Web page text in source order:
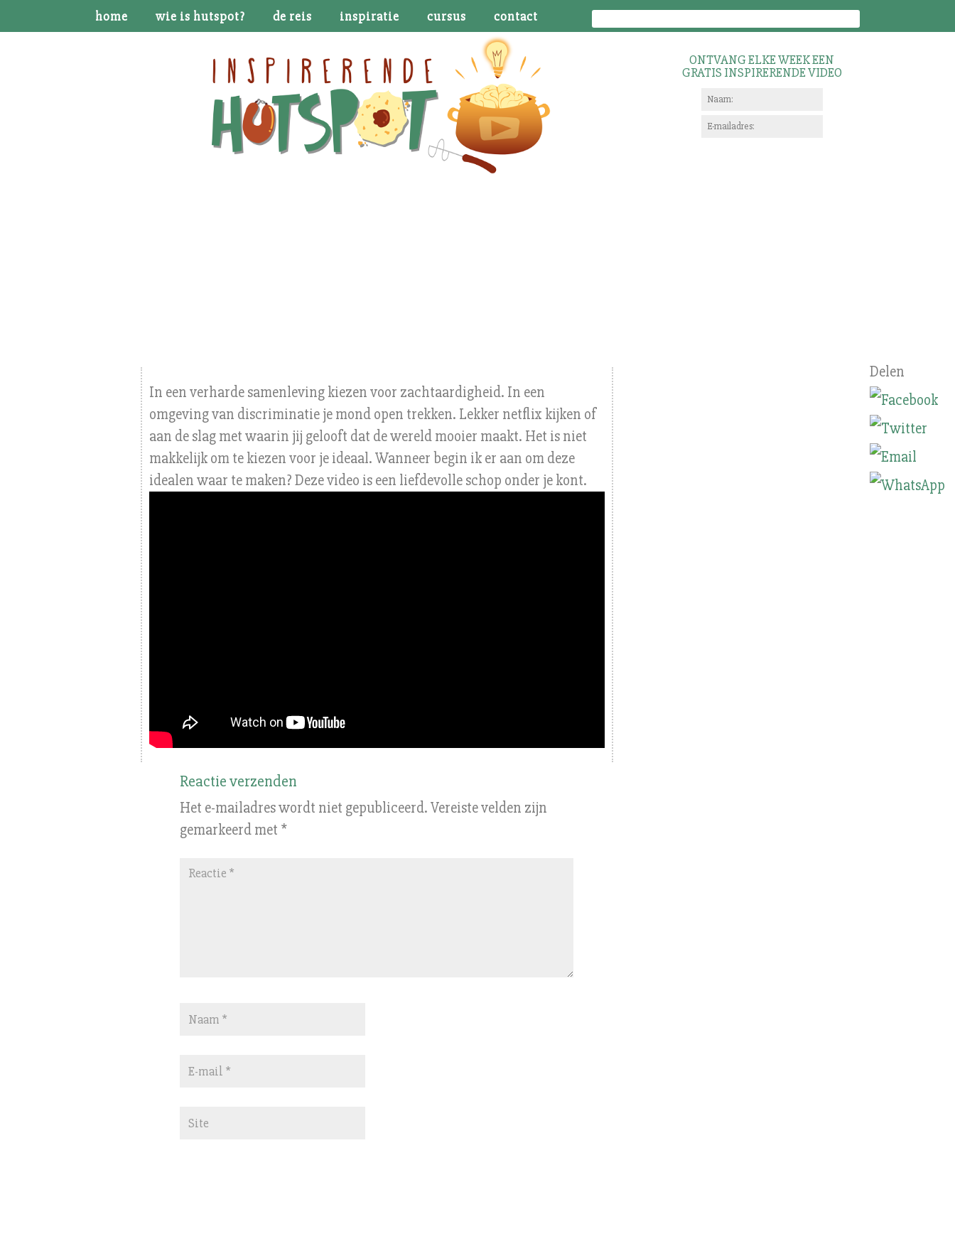
home wie is hutspot? de reis inspiratie cursus contact
ONTVANG ELKE WEEK EEN
GRATIS INSPIRERENDE VIDEO
In een verharde samenleving kiezen voor zachtaardigheid. In een
omgeving van discriminatie je mond open trekken. Lekker netflix kijken of
aan de slag met waarin jij gelooft dat de wereld mooier maakt. Het is niet
makkelijk om te kiezen voor je ideaal. Wanneer begin ik er aan om deze
idealen waar te maken? Deze video is een liefdevolle schop onder je kont.
Reactie verzenden
Het e-mailadres wordt niet gepubliceerd. Vereiste velden zijn
gemarkeerd met *